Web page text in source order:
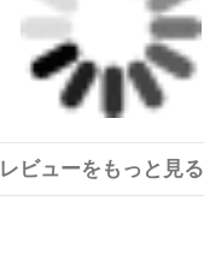
レビューをもっと見る